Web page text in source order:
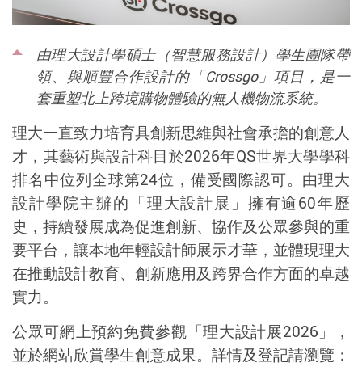
由理大設計學碩士（智慧服務設計）學生團隊帶
領、與順豐合作設計的「Crossgo」項目，是一
套重塑北上跨境購物體驗的無人機物流系統。
理大一直致力培育具創新思維與社會承擔的創意人
才，其藝術與設計科目於2026年QS世界大學學科
排名中位列全球第24位，備受國際認可。由理大
設計學院主辦的「理大設計展」擁有逾60年歷
史，持續發展成為促進創新、協作及公眾參與的重
要平台，讓本地年輕設計師展示才華，並體現理大
在推動設計教育、創新應用及跨界合作方面的卓越
實力。
公眾可網上預約免費參觀「理大設計展2026 」，
並於網站欣賞學生創意成果。詳情及登記請瀏覽：